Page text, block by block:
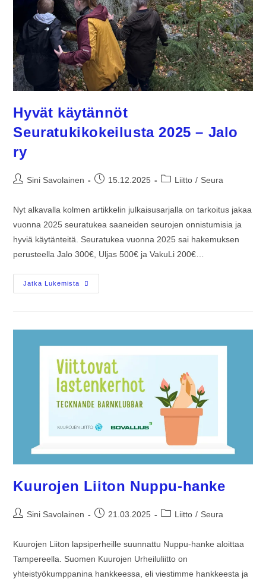
Hyvät käytännöt
Seuratukikokeilusta 2025 – Jalo
ry
Sini Savolainen 15.12.2025 Liitto / Seura
Nyt alkavalla kolmen artikkelin julkaisusarjalla on tarkoitus jakaa
vuonna 2025 seuratukea saaneiden seurojen onnistumisia ja
hyviä käytänteitä. Seuratukea vuonna 2025 sai hakemuksen
perusteella Jalo 300€, Uljas 500€ ja VakuLi 200€…
Jatka Lukemista
Kuurojen Liiton Nuppu-hanke
Sini Savolainen 21.03.2025 Liitto / Seura
Kuurojen Liiton lapsiperheille suunnattu Nuppu-hanke aloittaa
Tampereella. Suomen Kuurojen Urheiluliitto on
yhteistyökumppanina hankkeessa, eli viestimme hankkeesta ja